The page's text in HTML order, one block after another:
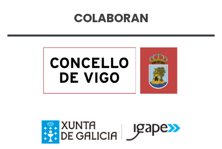
COLABORAN